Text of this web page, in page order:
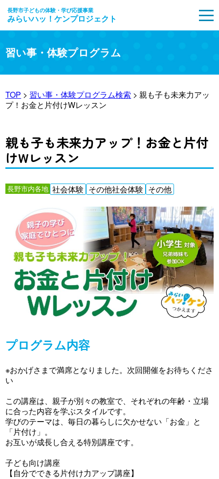
長野市子どもの体験・学び応援事業
みらいハッ！ケンプロジェクト
習い事・体験プログラム
TOP > 習い事・体験プログラム検索 > 親も子も未来力アッ
プ！お金と片付けWレッスン
親も子も未来力アップ！お金と片付
けWレッスン
長野市内各地 社会体験 その他社会体験 その他
プログラム内容
※おかげさまで満席となりました。次回開催をお待ちくださ
い
この講座は、親子が別々の教室で、それぞれの年齢・立場
に合った内容を学ぶスタイルです。
学びのテーマは、毎日の暮らしに欠かせない「お金」と
「片付け」。
お互いが成長し合える特別講座です。
子ども向け講座
【自分でできる片付け力アップ講座】